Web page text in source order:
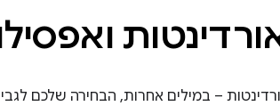
– במילים אחרות, הבחירה שלכם